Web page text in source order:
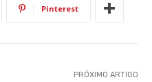
Pinterest
PRÓXIMO ARTIGO